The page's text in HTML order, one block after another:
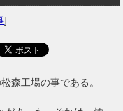
]
森工場の事である。